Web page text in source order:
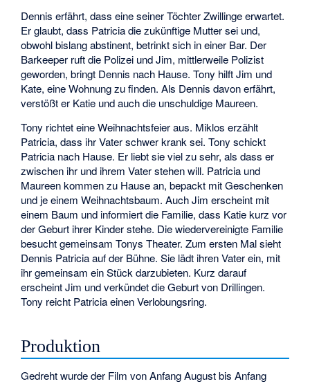
Dennis erfährt, dass eine seiner Töchter Zwillinge erwartet.
Er glaubt, dass Patricia die zukünftige Mutter sei und,
obwohl bislang abstinent, betrinkt sich in einer Bar. Der
Barkeeper ruft die Polizei und Jim, mittlerweile Polizist
geworden, bringt Dennis nach Hause. Tony hilft Jim und
Kate, eine Wohnung zu finden. Als Dennis davon erfährt,
verstößt er Katie und auch die unschuldige Maureen.
Tony richtet eine Weihnachtsfeier aus. Miklos erzählt
Patricia, dass ihr Vater schwer krank sei. Tony schickt
Patricia nach Hause. Er liebt sie viel zu sehr, als dass er
zwischen ihr und ihrem Vater stehen will. Patricia und
Maureen kommen zu Hause an, bepackt mit Geschenken
und je einem Weihnachtsbaum. Auch Jim erscheint mit
einem Baum und informiert die Familie, dass Katie kurz vor
der Geburt ihrer Kinder stehe. Die wiedervereinigte Familie
besucht gemeinsam Tonys Theater. Zum ersten Mal sieht
Dennis Patricia auf der Bühne. Sie lädt ihren Vater ein, mit
ihr gemeinsam ein Stück darzubieten. Kurz darauf
erscheint Jim und verkündet die Geburt von Drillingen.
Tony reicht Patricia einen Verlobungsring.
Produktion
Gedreht wurde der Film von Anfang August bis Anfang